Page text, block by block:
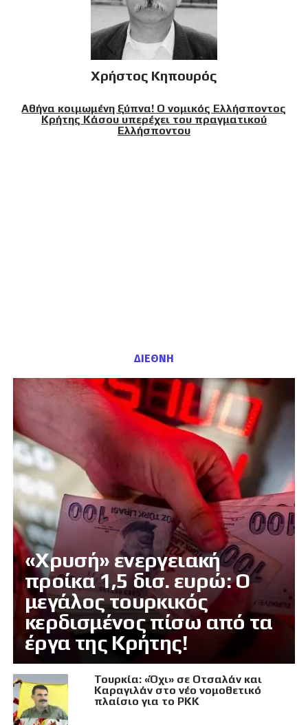
Χρήστος Κηπουρός
Αθήνα κοιμωμένη ξύπνα! Ο νομικός Ελλήσποντος
Κρήτης Κάσου υπερέχει του πραγματικού
Ελλήσποντου
ΔΙΕΘΝΗ
«Χρυσή» ενεργειακή
προίκα 1,5 δισ. ευρώ: Ο
μεγάλος τουρκικός
κερδισμένος πίσω από τα
έργα της Κρήτης!
Τουρκία: «Όχι» σε Οτσαλάν και
Καραγιλάν στο νέο νομοθετικό
πλαίσιο για το PKK